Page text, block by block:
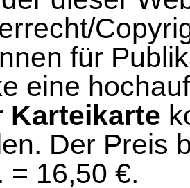
für
eine
Karteikarte
Der Preis
= 16,50 €.